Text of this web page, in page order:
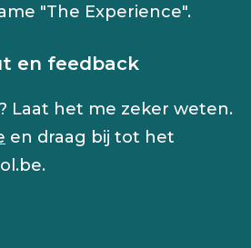
"The Experience".
en feedback
Laat het me zeker weten.
en draag bij tot het